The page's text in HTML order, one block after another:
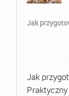
Jak
Jak